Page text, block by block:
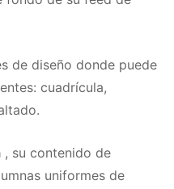
de diseño donde puede
cuadrícula,
, su contenido de
uniformes de